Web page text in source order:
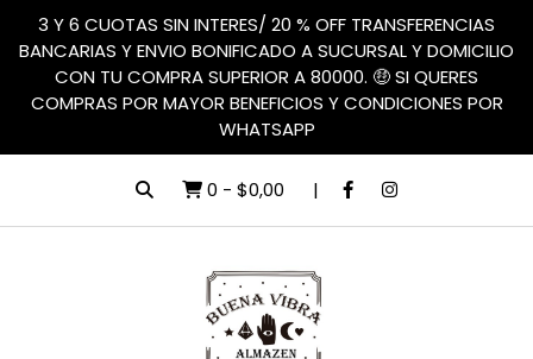
3 Y 6 CUOTAS SIN INTERES/ 20 % OFF TRANSFERENCIAS
BANCARIAS Y ENVIO BONIFICADO A SUCURSAL Y DOMICILIO
CON TU COMPRA SUPERIOR A 80000. 🤑 SI QUERES
COMPRAS POR MAYOR BENEFICIOS Y CONDICIONES POR
WHATSAPP
0 - $0,00